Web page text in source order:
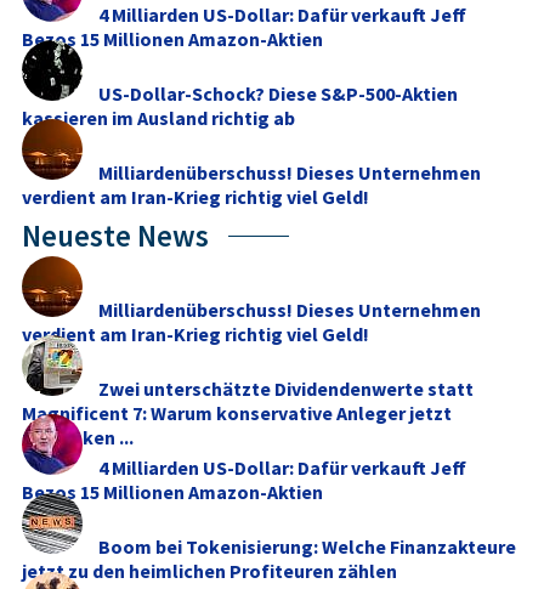
4 Milliarden US-Dollar: Dafür verkauft Jeff
Bezos 15 Millionen Amazon-Aktien
US-Dollar-Schock? Diese S&P-500-Aktien
kassieren im Ausland richtig ab
Milliardenüberschuss! Dieses Unternehmen
verdient am Iran-Krieg richtig viel Geld!
Neueste News
Milliardenüberschuss! Dieses Unternehmen
verdient am Iran-Krieg richtig viel Geld!
Zwei unterschätzte Dividendenwerte statt
Magnificent 7: Warum konservative Anleger jetzt
umdenken ...
4 Milliarden US-Dollar: Dafür verkauft Jeff
Bezos 15 Millionen Amazon-Aktien
Boom bei Tokenisierung: Welche Finanzakteure
jetzt zu den heimlichen Profiteuren zählen